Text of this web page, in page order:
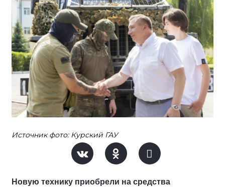
Источник фото: Курский ГАУ
Новую технику приобрели на средства